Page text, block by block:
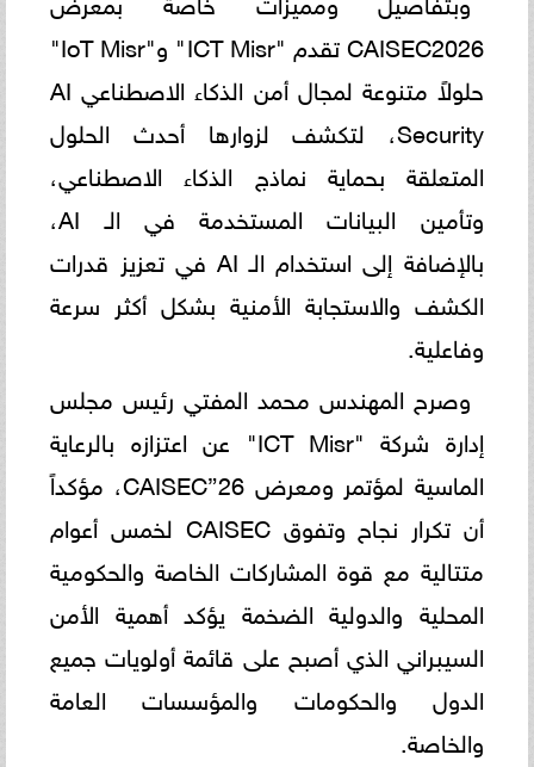
CAISEC2026 تقدم "ICT Misr" و"IoT Misr"
حلولاً متنوعة لمجال أمن الذكاء الاصطناعي AI
Security، لتكشف لزوارها أحدث الحلول
المتعلقة بحماية نماذج الذكاء الاصطناعي،
وتأمين البيانات المستخدمة في الـ AI،
بالإضافة إلى استخدام الـ AI في تعزيز قدرات
الكشف والاستجابة الأمنية بشكل أكثر سرعة
وفاعلية.
وصرح المهندس محمد المفتي رئيس مجلس
إدارة شركة "ICT Misr" عن اعتزازه بالرعاية
الماسية لمؤتمر ومعرض CAISEC”26، مؤكداً
أن تكرار نجاح وتفوق CAISEC لخمس أعوام
متتالية مع قوة المشاركات الخاصة والحكومية
المحلية والدولية الضخمة يؤكد أهمية الأمن
السيبراني الذي أصبح على قائمة أولويات جميع
الدول والحكومات والمؤسسات العامة
والخاصة.